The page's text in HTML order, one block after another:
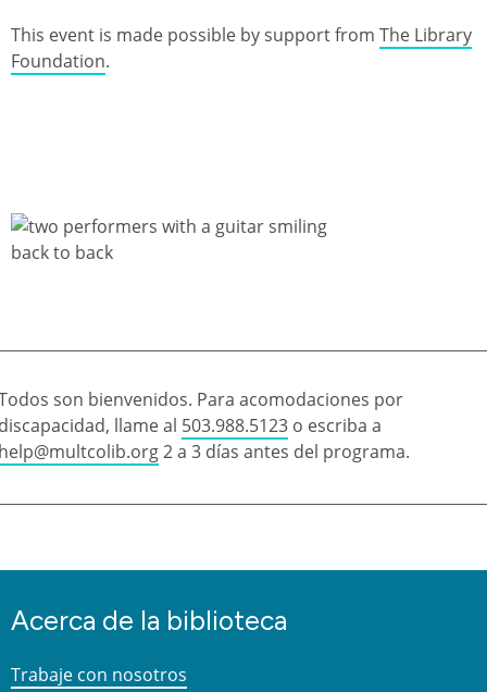
This event is made possible by support from The Library
Foundation.
son bienvenidos. Para acomodaciones por
llame al 503.988.5123 o escriba a
2 a 3 días antes del programa.
Acerca de la biblioteca
Trabaje con nosotros